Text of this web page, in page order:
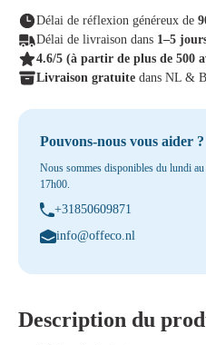
Délai de réflexion généreux de
Délai de livraison dans 1–5
4.6/5 (à partir de plus de 500
Livraison gratuite dans NL &
Pouvons-nous vous aider ?
Nous sommes disponibles du lundi
17h00.
+31850609871
info@offeco.nl
Description du